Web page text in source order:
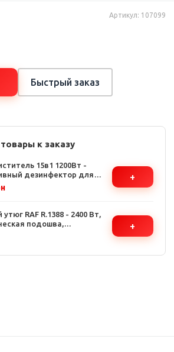
Артикул: 107099
Быстрый заказ
к заказу
15в1 1200Вт -
дезинфектор для
насадок, быстрый нагрев
+
RAF R.1388 - 2400 Вт,
подошва,
отпарка, резервуар
+